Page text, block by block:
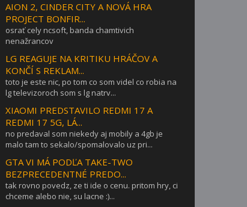
AION 2, CINDER CITY A NOVÁ HRA
PROJECT BONFIR...
osrať cely ncsoft, banda chamtivich
nenažrancov
LG REAGUJE NA KRITIKU HRÁČOV A
KONČÍ S REKLAM...
toto je este nic, po tom co som videl co robia na
lg televizoroch som s lg natrv...
XIAOMI PREDSTAVILO REDMI 17 A
REDMI 17 5G, LÁ...
no predaval som niekedy aj mobily a 4gb je
malo tam to sekalo/spomalovalo uz pri...
GTA VI MÁ PODĽA TAKE-TWO
BEZPRECEDENTNÉ PREDO...
tak rovno povedz, ze ti ide o cenu. pritom hry, ci
chceme alebo nie, su lacne :)...